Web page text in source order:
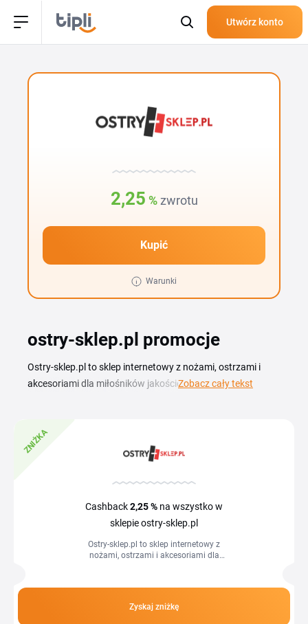
Utwórz konto
2,25 % zwrotu
Kupić
Warunki
ostry-sklep.pl promocje
Ostry-sklep.pl to sklep internetowy z nożami, ostrzami i
akcesoriami dla miłośników jakościowych narzędzi
skopiować kod i wkleić go w koszyku przed finalizacją
zamówienia. Na tej stronie znajdziesz aktualny przegląd
sklep pl. Dzięki temu Twoje zakupy stają się bardziej
możesz wykorzystać podczas standardowych zamówień.
Wybierz interesującą Cię ofertę, kliknij przycisk i przejdź na
stronę sklepu, aby zacząć oszczędzać.
Zobacz cały tekst
ZNIŻKA
Cashback2,25 % na wszystko w
sklepie ostry-sklep.pl
Ostry-sklep.pl to sklep internetowy z
nożami, ostrzami i akcesoriami dla
Zyskaj zniżkę